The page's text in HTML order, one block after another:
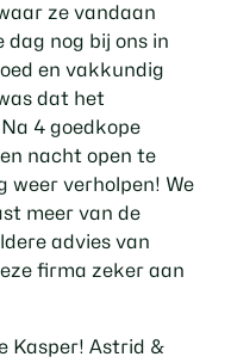
ze vandaan
dag nog bij ons in
en vakkundig
dat het
4 goedkope
nacht open te
weer verholpen! We
meer van de
advies van
firma zeker aan
Kasper! Astrid &